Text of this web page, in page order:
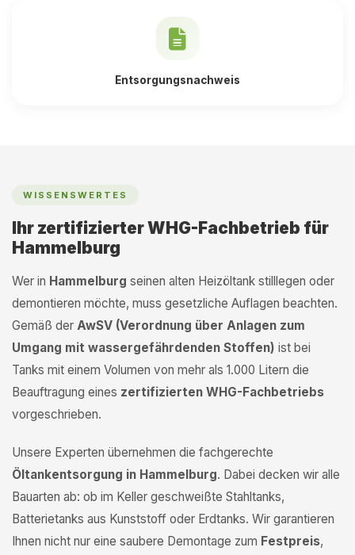
Entsorgungsnachweis
WISSENSWERTES
Ihr zertifizierter WHG-Fachbetrieb für
Hammelburg
Wer in Hammelburg seinen alten Heizöltank stilllegen oder
demontieren möchte, muss gesetzliche Auflagen beachten.
Gemäß der AwSV (Verordnung über Anlagen zum
Umgang mit wassergefährdenden Stoffen) ist bei
Tanks mit einem Volumen von mehr als 1.000 Litern die
Beauftragung eines zertifizierten WHG-Fachbetriebs
vorgeschrieben.
Unsere Experten übernehmen die fachgerechte
Öltankentsorgung in Hammelburg. Dabei decken wir alle
Bauarten ab: ob im Keller geschweißte Stahltanks,
Batterietanks aus Kunststoff oder Erdtanks. Wir garantieren
Ihnen nicht nur eine saubere Demontage zum Festpreis,